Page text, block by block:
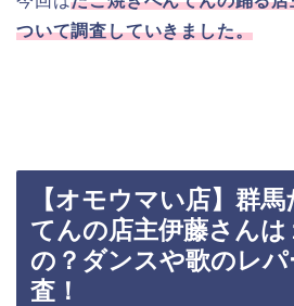
ついて調査していきました。
【オモウマい店】群
てんの店主伊藤さんは
の？ダンスや歌のレ
査！